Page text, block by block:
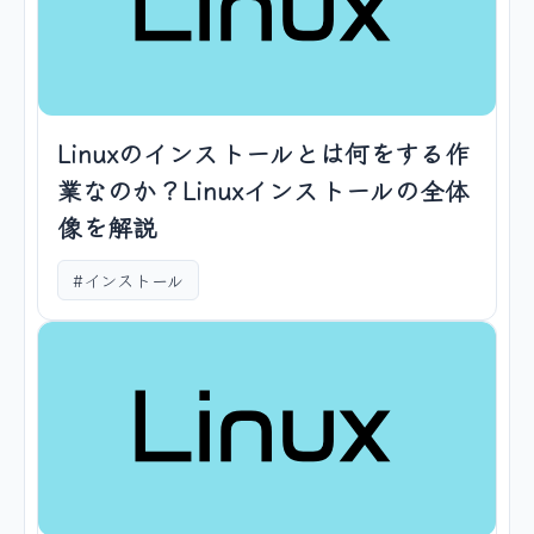
Linuxのインストールとは何をする作
業なのか？Linuxインストールの全体
像を解説
#インストール